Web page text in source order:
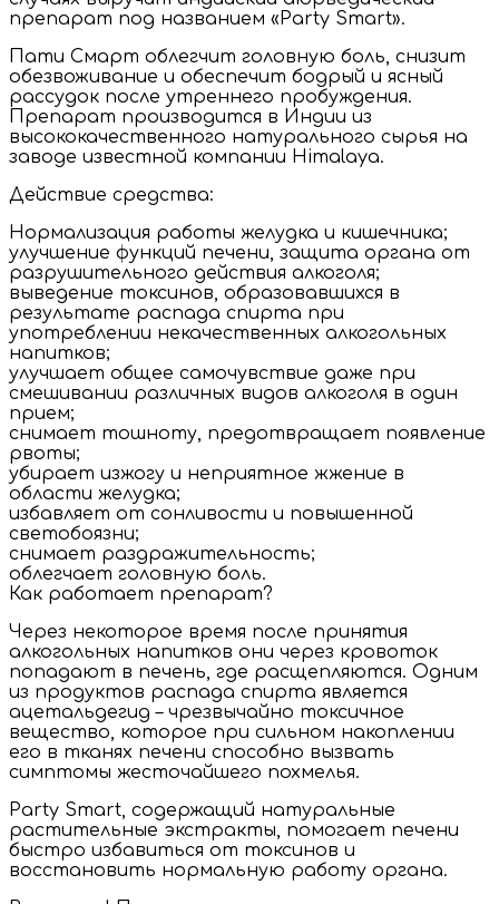
препарат под названием «Party Smart».
Пати Смарт облегчит головную боль, снизит
обезвоживание и обеспечит бодрый и ясный
рассудок после утреннего пробуждения.
Препарат производится в Индии из
высококачественного натурального сырья на
заводе известной компании Himalaya.
Действие средства:
Нормализация работы желудка и кишечника;
улучшение функций печени, защита органа от
разрушительного действия алкоголя;
выведение токсинов, образовавшихся в
результате распада спирта при
употреблении некачественных алкогольных
напитков;
улучшает общее самочувствие даже при
смешивании различных видов алкоголя в один
прием;
снимает тошноту, предотвращает появление
рвоты;
убирает изжогу и неприятное жжение в
области желудка;
избавляет от сонливости и повышенной
светобоязни;
снимает раздражительность;
облегчает головную боль.
Как работает препарат?
Через некоторое время после принятия
алкогольных напитков они через кровоток
попадают в печень, где расщепляются. Одним
из продуктов распада спирта является
ацетальдегид – чрезвычайно токсичное
вещество, которое при сильном накоплении
его в тканях печени способно вызвать
симптомы жесточайшего похмелья.
Party Smart, содержащий натуральные
растительные экстракты, помогает печени
быстро избавиться от токсинов и
восстановить нормальную работу органа.